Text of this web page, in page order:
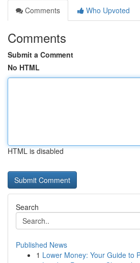
Comments
Who Upvoted
Comments
Submit a Comment
No HTML
HTML is disabled
Search
Published News
1 Lower Money: Your Guide to